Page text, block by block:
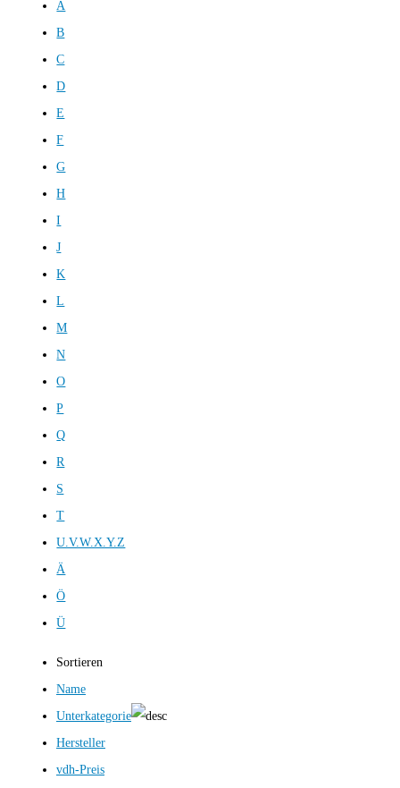
A
B
C
D
E
F
G
H
I
J
K
L
M
N
O
P
Q
R
S
T
U.V.W.X.Y.Z
Ä
Ö
Ü
Sortieren
Name
Unterkategorie
Hersteller
vdh-Preis